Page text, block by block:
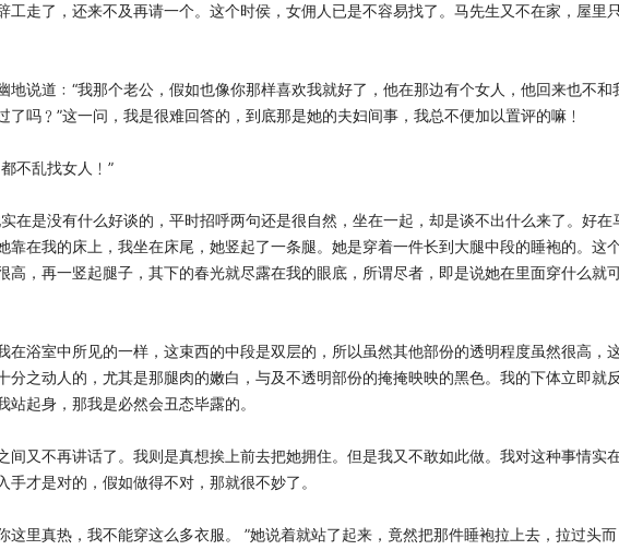
工走了，还来不及再请一个。这个时侯，女佣人已是不容易找了。马先生又不在家，屋里只
地说道﹕“我那个老公，假如也像你那样喜欢我就好了，他在那边有个女人，他回来也不和
了吗﹖”这一问，我是很难回答的，到底那是她的夫妇间事，我总不便加以置评的嘛﹗
都不乱找女人﹗”
在是没有什么好谈的，平时招呼两句还是很自然，坐在一起，却是谈不出什么来了。好在
靠在我的床上，我坐在床尾，她竖起了一条腿。她是穿着一件长到大腿中段的睡袍的。这
高，再一竖起腿子，其下的春光就尽露在我的眼底，所谓尽者，即是说她在里面穿什么就
在浴室中所见的一样，这束西的中段是双层的，所以虽然其他部份的透明程度虽然很高，
分之动人的，尤其是那腿肉的嫩白，与及不透明部份的掩掩映映的黑色。我的下体立即就反
站起身，那我是必然会丑态毕露的。
间又不再讲话了。我则是真想挨上前去把她拥住。但是我又不敢如此做。我对这种事情实
手才是对的，假如做得不对，那就很不妙了。
这里真热，我不能穿这么多衣服。 ”她说着就站了起来，竟然把那件睡袍拉上去，拉过头而